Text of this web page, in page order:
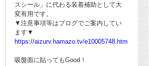
スシール」に代わる装着補助として大
変有用です。
▼注意事項等はブログでご案内してい
ます▼
https://aizurv.hamazo.tv/e10005748.html
吸盤面に貼ってもGood！